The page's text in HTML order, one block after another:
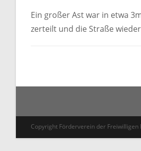
Ein großer Ast war in etwa
zerteilt und die Straße
Copyright Förderverein der Freiwilligen